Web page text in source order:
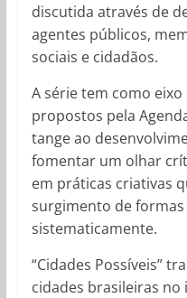
discutida através de
agentes públicos,
sociais e cidadãos.
A série tem como
propostos pela
tange ao
fomentar um olhar
em práticas criativas
surgimento de formas
sistematicamente.
“Cidades Possíveis”
cidades brasileiras no